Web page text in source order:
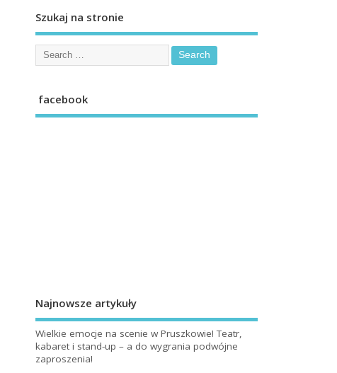
Szukaj na stronie
facebook
Najnowsze artykuły
Wielkie emocje na scenie w Pruszkowie! Teatr,
kabaret i stand-up – a do wygrania podwójne
zaproszenia!